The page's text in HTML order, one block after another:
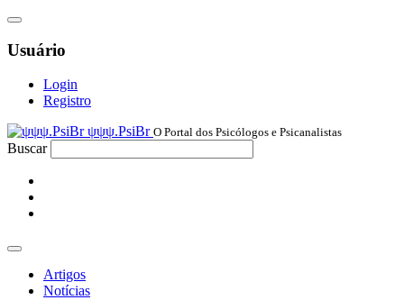
Usuário
Login
Registro
ψψψ.PsiBr O Portal dos Psicólogos e Psicanalistas
Buscar
Artigos
Notícias